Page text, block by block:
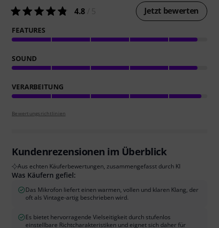
4.8 Jetzt bewerten
FEATURES
SOUND
VERARBEITUNG
Bewertungsrichtlinien
Kundenrezensionen im Überblick
Aus echten Käuferbewertungen, zusammengefasst durch KI
Was Käufern gefiel:
Das Mikrofon liefert einen warmen, vollen und klaren Klang, der
oft als Vintage-artig beschrieben wird.
Es bietet hervorragende Vielseitigkeit durch stufenlos
einstellbare Richtcharakteristiken und eignet sich daher für